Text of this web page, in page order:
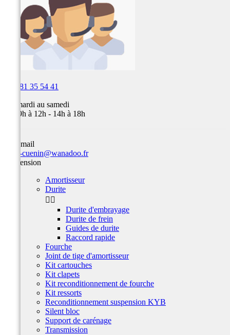
03 81 35 54 41
Du mardi au samedi
de 09h à 12h - 14h à 18h
Par email
team-cuenin@wanadoo.fr
Suspension
Amortisseur
Durite
 
Durite d'embrayage
Durite de frein
Guides de durite
Raccord rapide
Fourche
Joint de tige d'amortisseur
Kit cartouches
Kit clapets
Kit reconditionnement de fourche
Kit ressorts
Reconditionnement suspension KYB
Silent bloc
Support de carénage
Transmission